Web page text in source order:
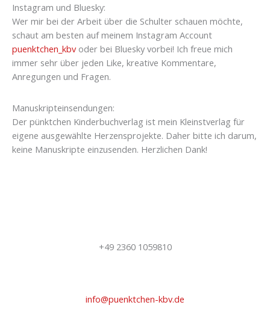
Instagram und Bluesky:
Wer mir bei der Arbeit über die Schulter schauen möchte,
schaut am besten auf meinem Instagram Account
puenktchen_kbvoder bei Bluesky vorbei! Ich freue mich
immer sehr über jeden Like, kreative Kommentare,
Anregungen und Fragen.
Manuskripteinsendungen:
Der pünktchen Kinderbuchverlag ist mein Kleinstverlag für
eigene ausgewählte Herzensprojekte. Daher bitte ich darum,
keine Manuskripte einzusenden. Herzlichen Dank!
+49 2360 1059810
info@puenktchen-kbv.de